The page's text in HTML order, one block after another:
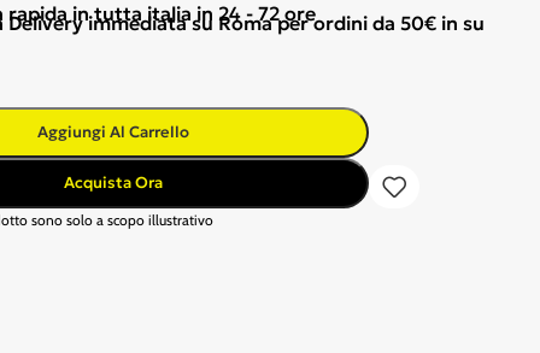
rapida in tutta italia in 24 - 72 ore
Delivery immediata su Roma per ordini da 50€ in su
Aggiungi Al Carrello
Acquista Ora
sono solo a scopo illustrativo